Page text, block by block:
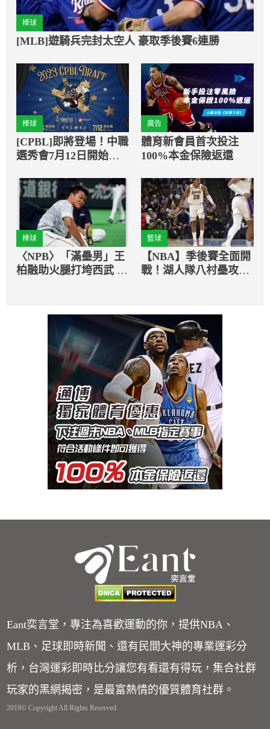
棒球
[MLB]遊騎兵完封太空人 豪取季後賽6連勝
棒球
[CPBL]即將登場！中職
選秀會7月12日開始舉
廣告
體育新會員首次投注
100%本金保險返還
棒球
〈NPB〉「滿壘男」王
柏融助火腿打垮西武 兩
籃球
【NBA】季後賽全面開
戰！湖人隊八村壘攻下
Eant奕言堂，專注為喜歡運動的你，提供NBA、
MLB、足球即時新聞、還有民間大神的專業運彩分
析，台灣運彩即時比分讓您有看還有得玩，集合社群
玩家的黑網揭密，是最富熱情的優質體育社群。
2019© Copyright All Rights Reserved